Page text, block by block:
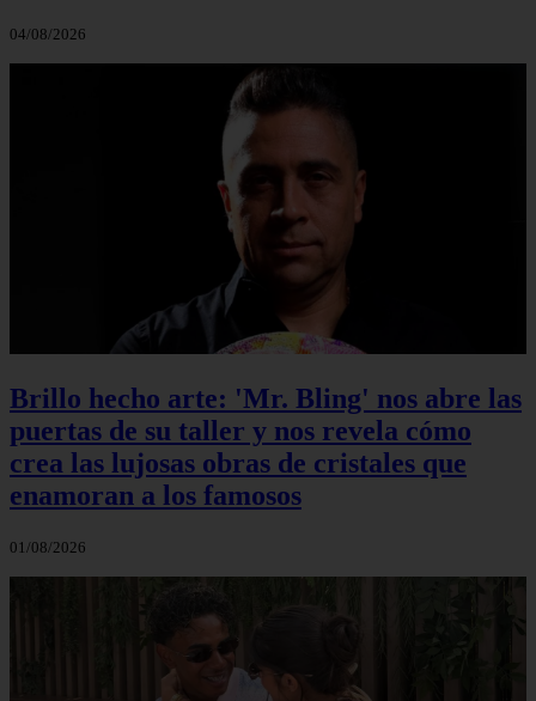
04/08/2026
Brillo hecho arte: 'Mr. Bling' nos abre las
puertas de su taller y nos revela cómo
crea las lujosas obras de cristales que
enamoran a los famosos
01/08/2026